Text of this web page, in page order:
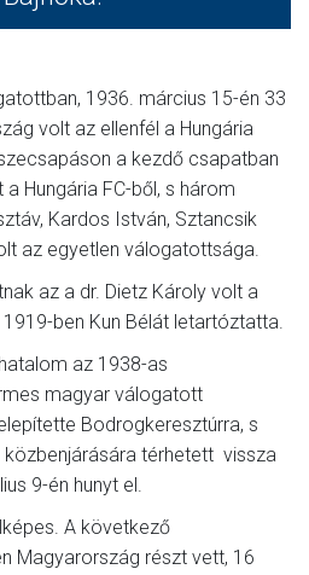
1936. március 15-én 33
volt az ellenfél a Hungária
a kezdő csapatban
Hungária FC-ből, s három
Kardos István, Sztancsik
az egyetlen válogatottsága.
az a dr. Dietz Károly volt a
ben Kun Bélát letartóztatta.
az 1938-as
magyar válogatott
Bodrogkeresztúrra, s
közbenjárására térhetett vissza
9-én hunyt el.
A következő
Magyarország részt vett, 16